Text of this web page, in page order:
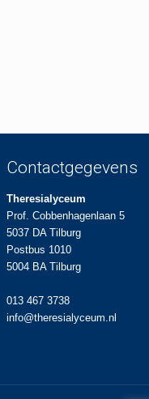
Contactgegevens
Theresialyceum
Prof. Cobbenhagenlaan 5
5037 DA Tilburg
Postbus 1010
5004 BA Tilburg
013 467 3738
info@theresialyceum.nl